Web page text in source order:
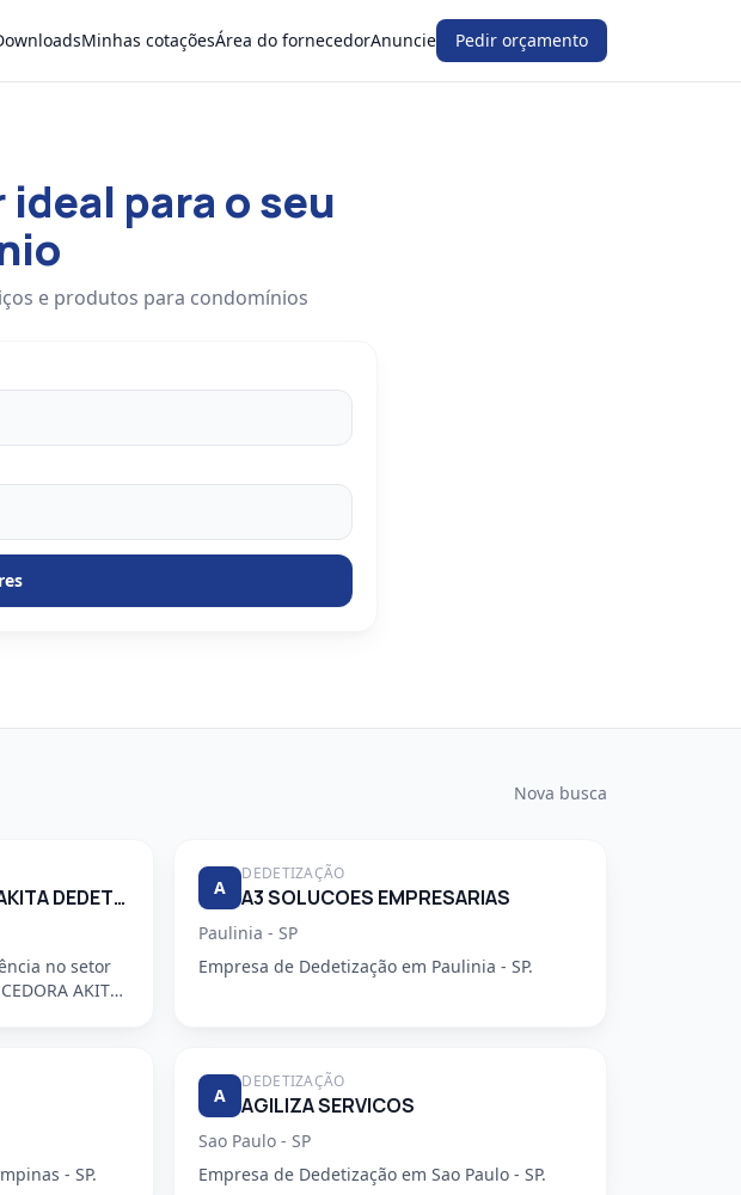
Minhas cotaçõesÁrea do fornecedorAnuncie Pedir orçamento
para o seu
e produtos para condomínios
Nova busca
A.A.A ABASTECEDORA AKITA DEDETIZADORA S/S LTDA
no setor
AKITA
A
DEDETIZAÇÃO
A3 SOLUCOES EMPRESARIAS
Paulinia - SP
Empresa de Dedetização em Paulinia - SP.
- SP.
A
DEDETIZAÇÃO
AGILIZA SERVICOS
Sao Paulo - SP
Empresa de Dedetização em Sao Paulo - SP.